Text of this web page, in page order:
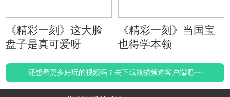
《精彩一刻》这大脸
盘子是真可爱呀
《精彩一刻》当国宝
也得学本领
还想看更多好玩的视频吗？去下载熊猫频道客户端吧~~